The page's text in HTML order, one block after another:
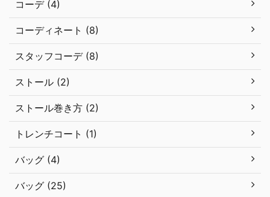
コーデ (4)
コーディネート (8)
スタッフコーデ (8)
ストール (2)
ストール巻き方 (2)
トレンチコート (1)
バッグ (4)
バッグ (25)